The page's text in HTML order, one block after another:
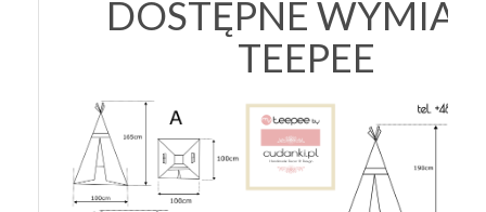
DOSTĘPNE
TEEPEE